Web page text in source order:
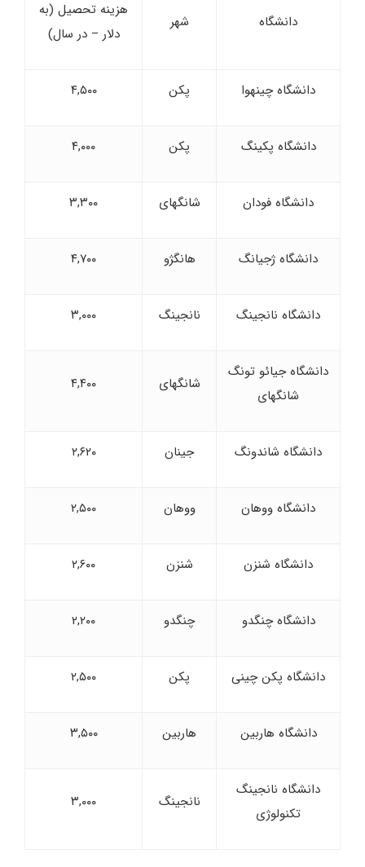
دانشگاه شهر
هزینه تحصیل (به
دلار – در سال)
دانشگاه چینهوا پکن ۴,۵۰۰
دانشگاه پکینگ پکن ۴,۰۰۰
دانشگاه فودان شانگهای ۳,۳۰۰
دانشگاه ژجیانگ هانگژو ۴,۷۰۰
دانشگاه نانجینگ نانجینگ ۳,۰۰۰
دانشگاه جیائو تونگ
شانگهای
شانگهای ۴,۴۰۰
دانشگاه شاندونگ جینان ۲,۶۲۰
دانشگاه ووهان ووهان ۲,۵۰۰
دانشگاه شنزن شنزن ۲,۶۰۰
دانشگاه چنگدو چنگدو ۲,۲۰۰
دانشگاه پکن چینی پکن ۲,۵۰۰
دانشگاه هاربین هاربین ۳,۵۰۰
دانشگاه نانجینگ
تکنولوژی
نانجینگ ۳,۰۰۰